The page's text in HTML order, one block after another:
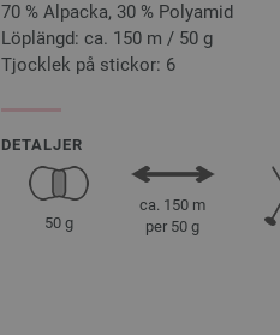
70 % Alpacka, 30 % Polyamid
Löplängd: ca. 150 m / 50 g
Tjocklek på stickor: 6
DETALJER
50 g
ca. 150 m
per 50 g